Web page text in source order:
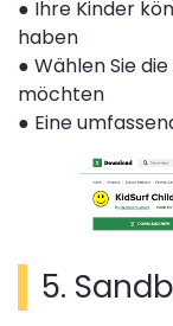
● Ihre Kinder
haben
● Wählen Sie
möchten
● Eine
5.